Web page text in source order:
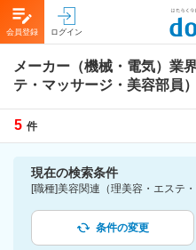
会員登録 ログイン
メーカー（機械・電気）業
テ・マッサージ・美容部員）
5 件
現在の検索条件
条件の変更